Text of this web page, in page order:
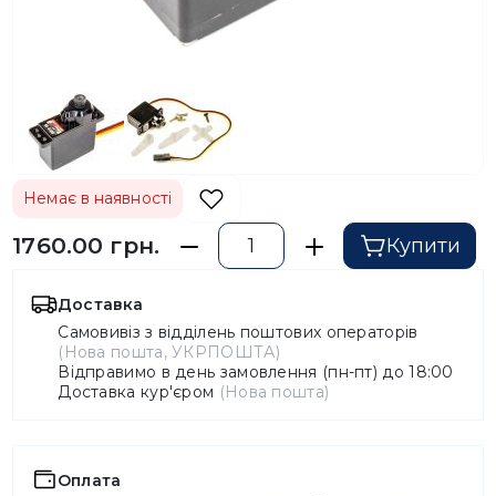
Немає в наявності
1760.00 грн. Купити
Доставка
Самовивіз з відділень поштових операторів
(Нова пошта, УКРПОШТА)
Відправимо в день замовлення (пн-пт) до 18:00
Доставка кур'єром (Нова пошта)
Оплата